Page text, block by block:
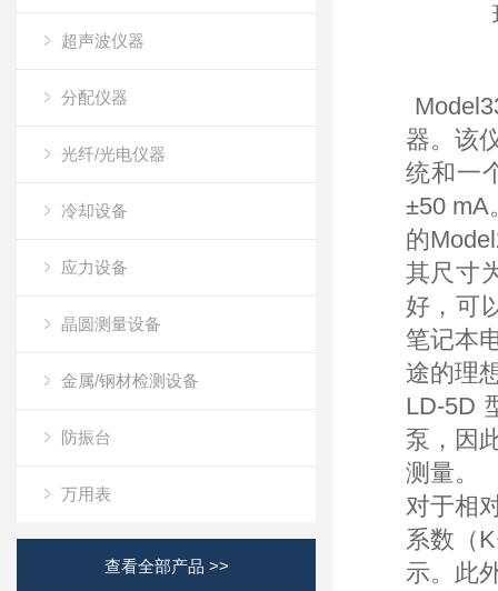
超声波仪器
分配仪器
光纤/光电仪器
冷却设备
应力设备
晶圆测量设备
金属/钢材检测设备
防振台
万用表
查看全部产品 >>
器。该
统和一
±50 mA
的
其尺寸
好，可
笔记本
途的理
LD-5D
泵，因
测量。
对于相
系数（
示。 此